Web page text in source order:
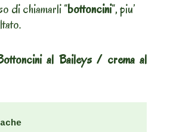
di chiamarli “bottoncini“, piu’
al Baileys / crema al